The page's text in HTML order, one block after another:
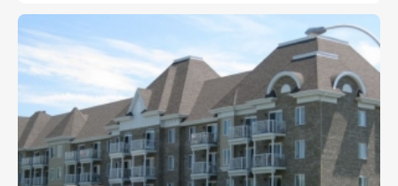
enchanteur qui vous permet de vous ressourcer, en
pleine ville. Située à proximité du Centre hospitalier
régional de Trois-Rivières et de tous les services,
notre résidence entourée d’espaces verts respire l’air
pur. Nos jardins gorgés de verdure font la renommée
de notre résidence.